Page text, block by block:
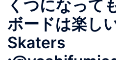
くつになって
ボードは楽し
Skaters